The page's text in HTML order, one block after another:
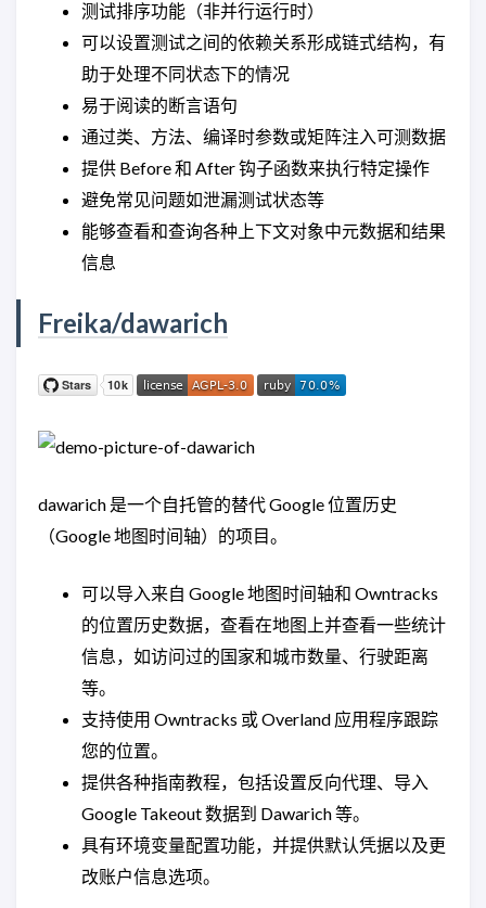
测试排序功能（非并行运行时）
可以设置测试之间的依赖关系形成链式结构，有
助于处理不同状态下的情况
易于阅读的断言语句
通过类、方法、编译时参数或矩阵注入可测数据
提供 Before 和 After 钩子函数来执行特定操作
避免常见问题如泄漏测试状态等
能够查看和查询各种上下文对象中元数据和结果
信息
Freika/dawarich
dawarich 是一个自托管的替代 Google 位置历史
（Google 地图时间轴）的项目。
可以导入来自 Google 地图时间轴和 Owntracks
的位置历史数据，查看在地图上并查看一些统计
信息，如访问过的国家和城市数量、行驶距离
等。
支持使用 Owntracks 或 Overland 应用程序跟踪
您的位置。
提供各种指南教程，包括设置反向代理、导入
Google Takeout 数据到 Dawarich 等。
具有环境变量配置功能，并提供默认凭据以及更
改账户信息选项。